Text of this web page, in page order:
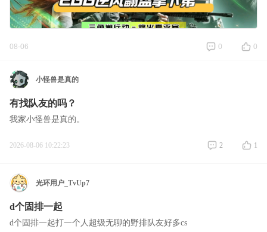
08-06 0 0
小怪兽是真的
有找队友的吗？
我家小怪兽是真的。
2026-08-06 10:22:23 2 1
光环用户_TvUp7
d个固排一起
d个固排一起打一个人超级无聊的野排队友好多cs